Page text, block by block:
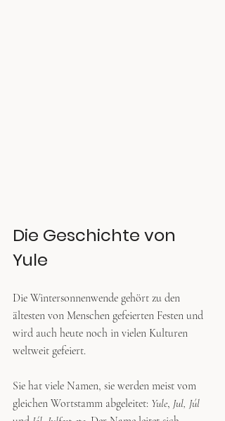
Die Geschichte von
Yule
Die Wintersonnenwende gehört zu den
ältesten von Menschen gefeierten Festen und
wird auch heute noch in vielen Kulturen
weltweit gefeiert.
Sie hat viele Namen, sie werden meist vom
gleichen Wortstamm abgeleitet: Yule, Jul, Júl